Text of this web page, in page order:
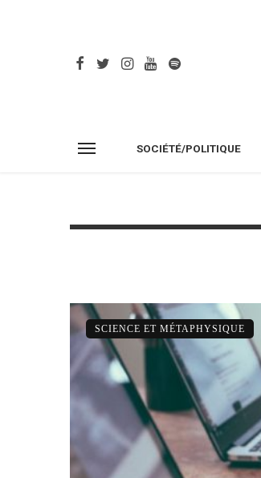
SOCIÉTÉ/POLITIQUE
SCIENCE ET MÉTAPHYSIQUE